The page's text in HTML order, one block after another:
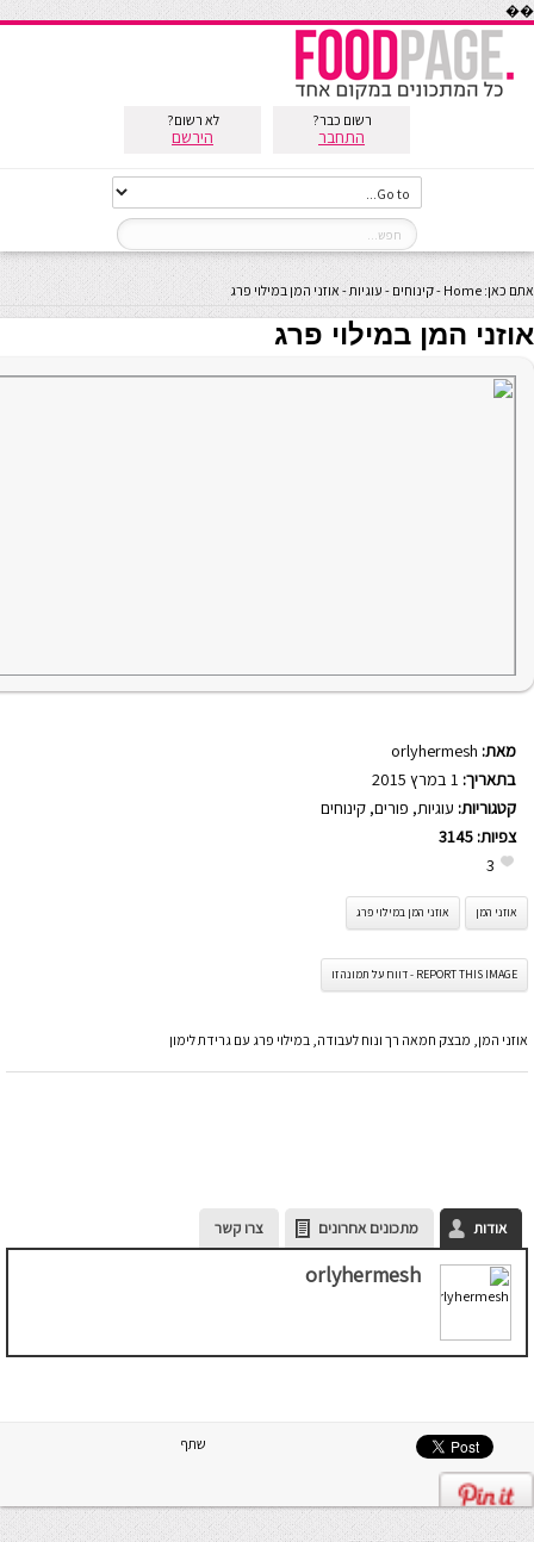
��
רשום כבר?
התחבר
לא רשום?
הירשם
אתם כאן: Home
-קינוחים - עוגיות- אוזני המן במילוי פרג
אוזני המן במילוי פרג
מאת: orlyhermesh
בתאריך:
קטגוריות: עוגיות, פורים, קינוחים
צפיות: 3145
3
אוזני המן אוזני המן במילוי פרג
REPORT THIS IMAGE - דווח על תמונה זו
אוזני המן, מבצק חמאה רך ונוח לעבודה, במילוי פרג עם גרידת לימון
אודות מתכונים אחרונים צרו קשר
orlyhermesh
שתף